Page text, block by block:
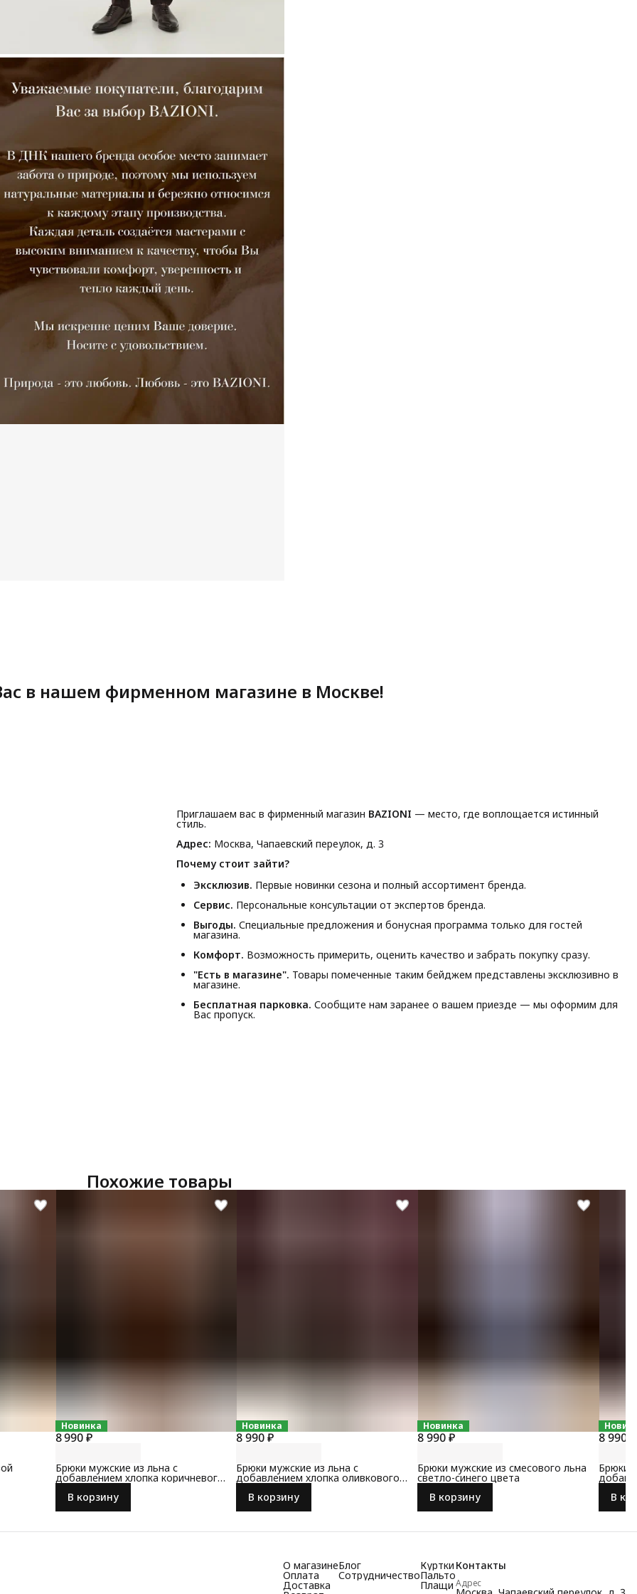
в нашем фирменном магазине в Москве!
Приглашаем вас в фирменный магазин BAZIONI — место, где воплощается истинный
стиль.
Адрес: Москва, Чапаевский переулок, д. 3
Почему стоит зайти?
Эксклюзив. Первые новинки сезона и полный ассортимент бренда.
Сервис. Персональные консультации от экспертов бренда.
Выгоды. Специальные предложения и бонусная программа только для гостей
магазина.
Комфорт. Возможность примерить, оценить качество и забрать покупку сразу.
"Есть в магазине". Товары помеченные таким бейджем представлены эксклюзивно в
магазине.
Бесплатная парковка. Сообщите нам заранее о вашем приезде — мы оформим для
Вас пропуск.
Похожие товары
Новинка
8 990 ₽
Брюки мужские из льна с
добавлением хлопка коричневого
цвета
В корзину
Новинка
8 990 ₽
Брюки мужские из льна с
добавлением хлопка оливкового
цвета
В корзину
Новинка
8 990 ₽
Брюки мужские из смесового льна
светло-синего цвета
В корзину
8 990 ₽
Брюки
серого
В
О магазине
Оплата
Доставка
Блог
Сотрудничество
Куртки
Пальто
Плащи
Контакты
Адрес